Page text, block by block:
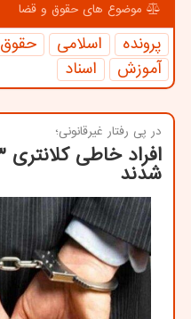
موضوع های حقوق و قضا
پرونده اسلامی حقوق
آموزش
اسناد
در پی رفتار غیرقانونی؛
شدند